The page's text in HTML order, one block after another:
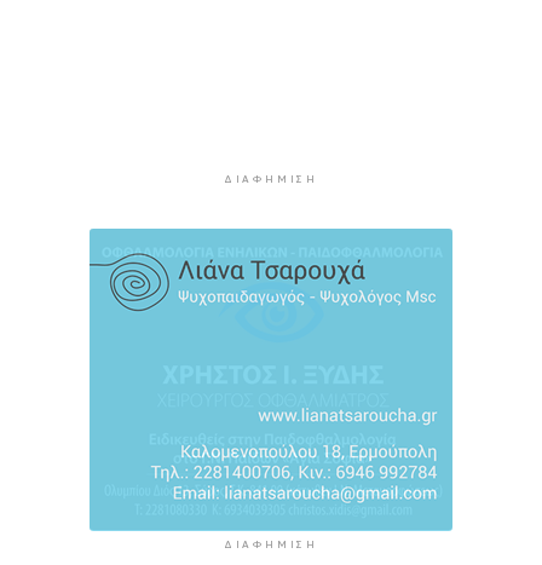
πάλι σε ισχύ τη Συμφωνία Σένγκεν εντός της
Κυριακής, 9 Αυγούστου
6 ώρες 3 λεπτά πρίν
ΔΙΑΦΉΜΙΣΗ
ΔΙΑΦΉΜΙΣΗ